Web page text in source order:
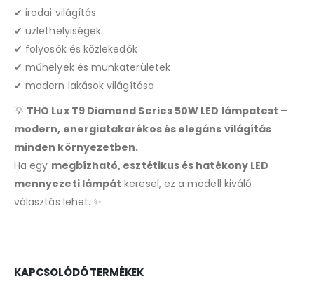
✔ irodai világítás
✔ üzlethelyiségek
✔ folyosók és közlekedők
✔ műhelyek és munkaterületek
✔ modern lakások világítása
💡 THO Lux T9 Diamond Series 50W LED lámpatest –
modern, energiatakarékos és elegáns világítás
minden környezetben.
Ha egy megbízható, esztétikus és hatékony LED
mennyezeti lámpát keresel, ez a modell kiváló
választás lehet. ✨
KAPCSOLÓDÓ TERMÉKEK